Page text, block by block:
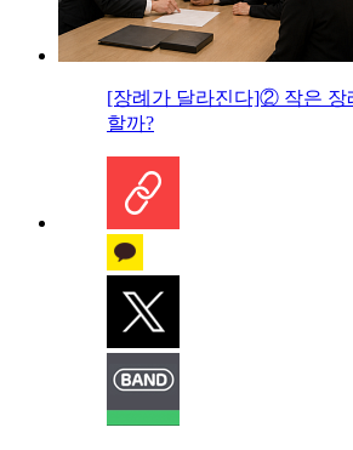
[장례가 달라진다]② 작은 장
할까?